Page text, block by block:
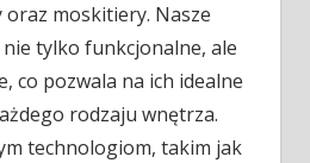
moskitiery. Nasze
tylko funkcjonalne, ale
co pozwala na ich idealne
rodzaju wnętrza.
technologiom, takim jak